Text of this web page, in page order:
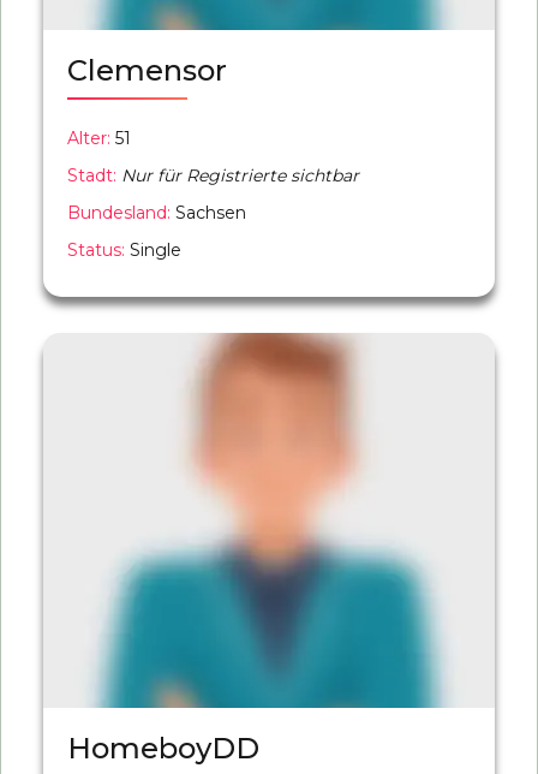
Clemensor
Alter: 51
Stadt: Nur für Registrierte sichtbar
Bundesland: Sachsen
Status: Single
HomeboyDD